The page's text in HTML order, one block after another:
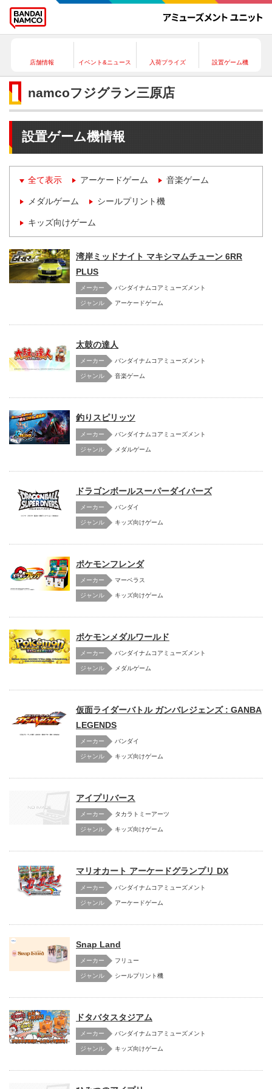
店舗情報 イベント&ニュース 入荷プライズ 設置ゲーム機
namcoフジグラン三原店
設置ゲーム機情報
全て表示 アーケードゲーム 音楽ゲーム
メダルゲーム シールプリント機
キッズ向けゲーム
湾岸ミッドナイト マキシマムチューン 6RR
PLUS
メーカー バンダイナムコアミューズメント
アーケードゲーム
太鼓の達人
メーカー バンダイナムコアミューズメント
音楽ゲーム
釣りスピリッツ
メーカー バンダイナムコアミューズメント
メダルゲーム
ドラゴンボールスーパーダイバーズ
メーカー バンダイ
キッズ向けゲーム
ポケモンフレンダ
メーカー マーベラス
キッズ向けゲーム
ポケモンメダルワールド
メーカー バンダイナムコアミューズメント
メダルゲーム
仮面ライダーバトル ガンバレジェンズ : GANBA
LEGENDS
メーカー バンダイ
キッズ向けゲーム
アイプリバース
メーカー タカラトミーアーツ
キッズ向けゲーム
マリオカート アーケードグランプリ DX
メーカー バンダイナムコアミューズメント
アーケードゲーム
Snap Land
メーカー フリュー
シールプリント機
ドタバタスタジアム
メーカー バンダイナムコアミューズメント
キッズ向けゲーム